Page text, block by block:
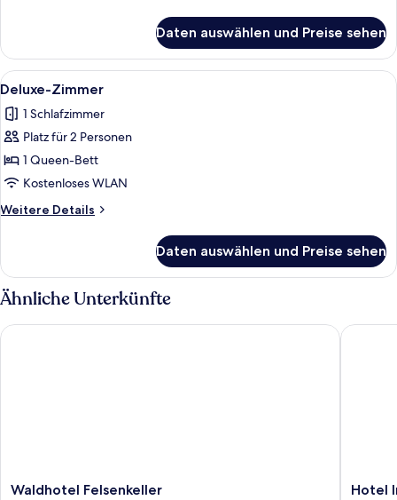
Doppelzimmer,
Balkon
Daten auswählen und Preise sehen
Alle
Fotos
für
Deluxe-
Zimmer
anzeigen
Deluxe-Zimmer | Zimmersafe,
1
Deluxe-Zimmer
1 Schlafzimmer
Platz für 2 Personen
1 Queen-Bett
Kostenloses WLAN
Weitere Details
Weitere
Zimmer
Daten auswählen und Preise sehen
Ähnliche Unterkünfte
Waldhotel
Waldhotel Felsenkeller
Waldhotel Felsenkeller
Hotel
Hotel
Hotel